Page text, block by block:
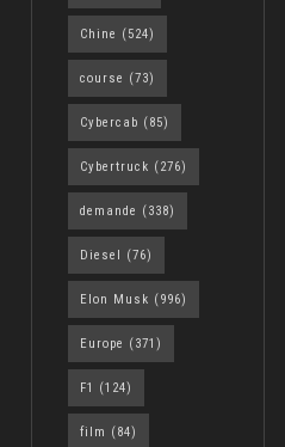
Chine (524)
course (73)
Cybercab (85)
Cybertruck (276)
demande (338)
Diesel (76)
Elon Musk (996)
Europe (371)
F1 (124)
film (84)